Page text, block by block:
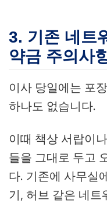
3. 기존 네트
약금 주의사
이사 당일에는 포
하나도 없습니다.
이때 책상 서랍이
들을 그대로 두고
다. 기존에 사무실
기, 허브 같은 네